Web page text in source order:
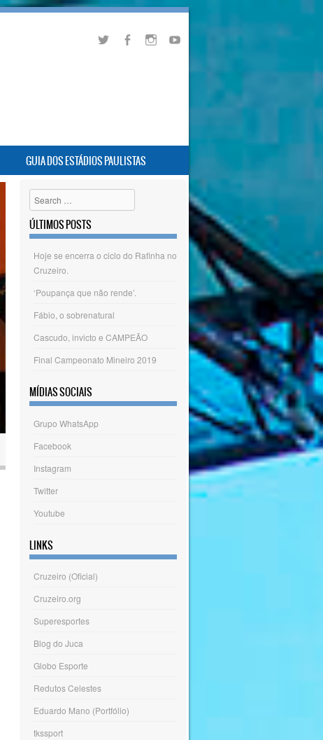
GUIA DOS ESTÁDIOS PAULISTAS
Search
ÚLTIMOS POSTS
Hoje se encerra o ciclo do Rafinha no
Cruzeiro.
‘Poupança que não rende’.
Fábio, o sobrenatural
Cascudo, invicto e CAMPEÃO
Final Campeonato Mineiro 2019
MÍDIAS SOCIAIS
Grupo WhatsApp
Facebook
Instagram
Twitter
Youtube
LINKS
Cruzeiro (Oficial)
Cruzeiro.org
Superesportes
Blog do Juca
Globo Esporte
Redutos Celestes
Eduardo Mano (Portfólio)
tkssport